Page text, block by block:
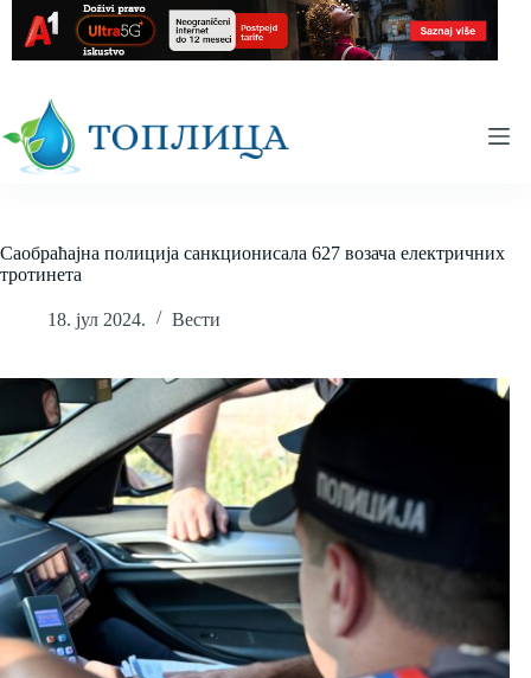
content
Саобраћајна полиција санкционисала 627 возача електричних
тротинета
18. јул 2024. Вести